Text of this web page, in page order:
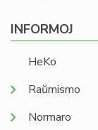
INFORMOJ
HeKo
Raŭmismo
Normaro